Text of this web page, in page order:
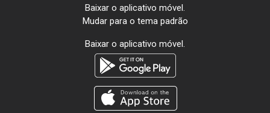
Baixar o aplicativo móvel.
Mudar para o tema padrão
Baixar o aplicativo móvel.